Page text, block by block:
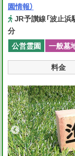
園情報）
JR予讃線「波止浜
分
公営霊園 一般墓
料金